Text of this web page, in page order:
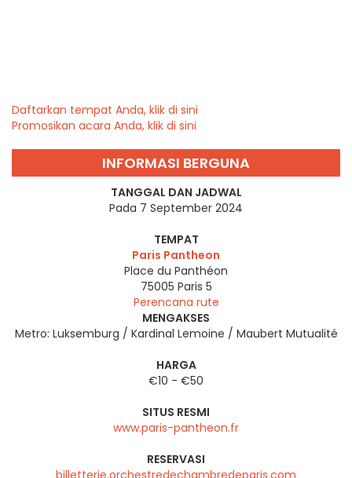
Daftarkan tempat Anda, klik di sini
Promosikan acara Anda, klik di sini
INFORMASI BERGUNA
TANGGAL DAN JADWAL
Pada 7 September 2024
TEMPAT
Paris Pantheon
Place du Panthéon
75005 Paris 5
Perencana rute
MENGAKSES
Metro: Luksemburg / Kardinal Lemoine / Maubert Mutualité
HARGA
€10 - €50
SITUS RESMI
www.paris-pantheon.fr
RESERVASI
billetterie.orchestredechambredeparis.com